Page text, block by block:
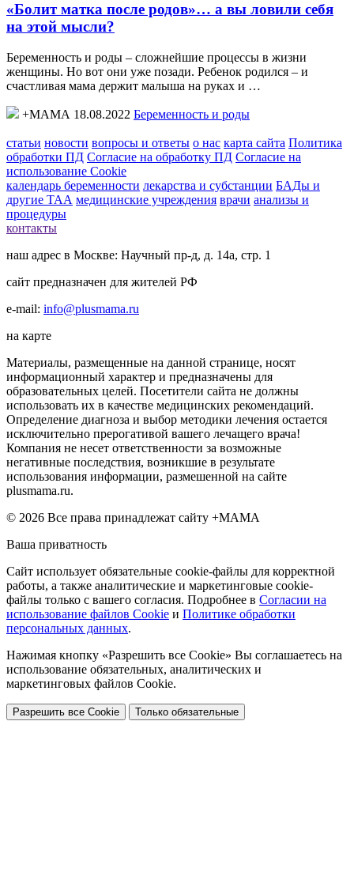
«Болит матка после родов»… а вы ловили себя
на этой мысли?
Беременность и роды – сложнейшие процессы в жизни
женщины. Но вот они уже позади. Ребенок родился – и
счастливая мама держит малыша на руках и …
+МАМА 18.08.2022 Беременность и роды
статьи новости вопросы и ответы о нас карта сайта Политика
обработки ПД Согласие на обработку ПД Согласие на
использование Cookie
календарь беременности лекарства и субстанции БАДы и
другие ТАА медицинские учреждения врачи анализы и
процедуры
контакты
наш адрес в Москве: Научный пр-д, д. 14а, стр. 1
сайт предназначен для жителей РФ
e-mail: info@plusmama.ru
на карте
Материалы, размещенные на данной странице, носят
информационный характер и предназначены для
образовательных целей. Посетители сайта не должны
использовать их в качестве медицинских рекомендаций.
Определение диагноза и выбор методики лечения остается
исключительно прерогативой вашего лечащего врача!
Компания не несет ответственности за возможные
негативные последствия, возникшие в результате
использования информации, размешенной на сайте
plusmama.ru.
© 2026 Все права принадлежат сайту +МАМА
Ваша приватность
Сайт использует обязательные cookie-файлы для корректной
работы, а также аналитические и маркетинговые cookie-
файлы только с вашего согласия. Подробнее в Согласии на
использование файлов Cookie и Политике обработки
персональных данных.
Нажимая кнопку «Разрешить все Cookie» Вы соглашаетесь на
использование обязательных, аналитических и
маркетинговых файлов Cookie.
Разрешить все Cookie Только обязательные